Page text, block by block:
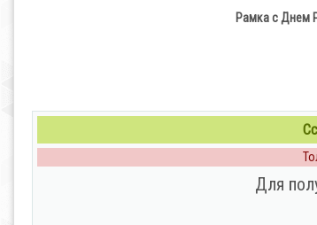
Рамка с Днем
Для